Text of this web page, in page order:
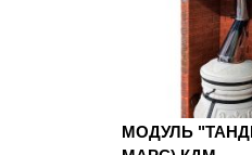
МОДУЛЬ